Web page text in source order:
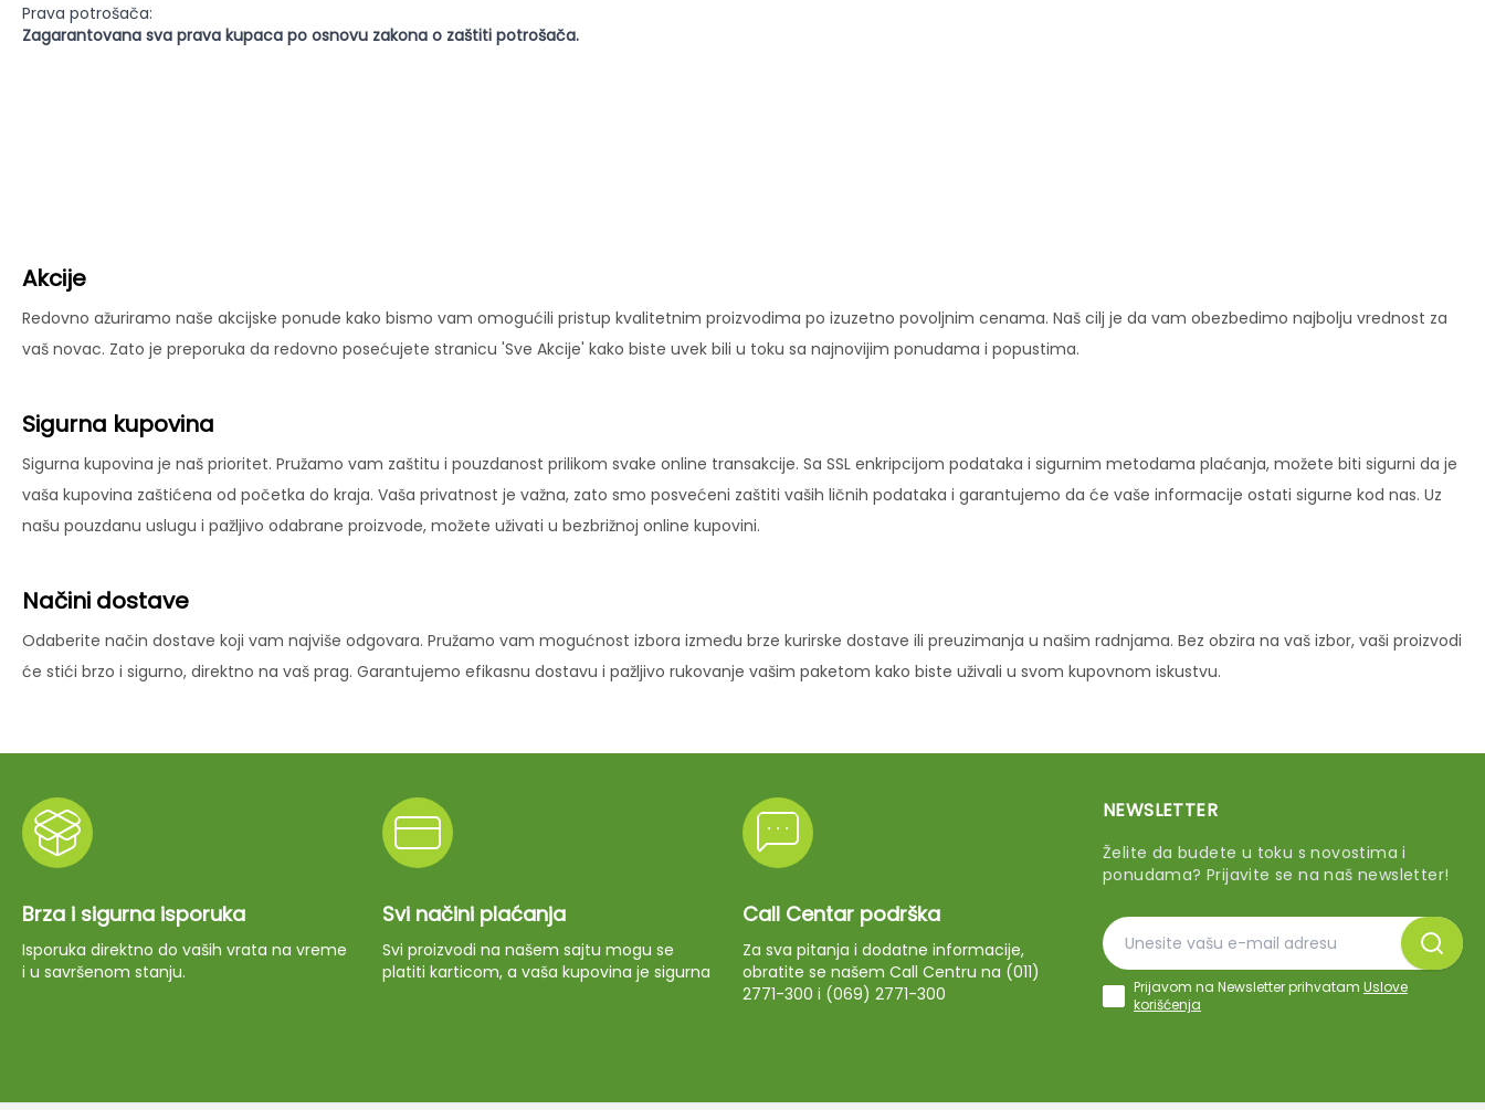
Prava potrošača:
Zagarantovana sva prava kupaca po osnovu zakona o zaštiti potrošača.
Akcije
Redovno ažuriramo naše akcijske ponude kako bismo vam omogućili pristup kvalitetnim proizvodima po izuzetno povoljnim cenama. Naš cilj je da vam obezbedimo najbolju vrednost za
vaš novac. Zato je preporuka da redovno posećujete stranicu 'Sve Akcije' kako biste uvek bili u toku sa najnovijim ponudama i popustima.
Sigurna kupovina
Sigurna kupovina je naš prioritet. Pružamo vam zaštitu i pouzdanost prilikom svake online transakcije. Sa SSL enkripcijom podataka i sigurnim metodama plaćanja, možete biti sigurni da je
vaša kupovina zaštićena od početka do kraja. Vaša privatnost je važna, zato smo posvećeni zaštiti vaših ličnih podataka i garantujemo da će vaše informacije ostati sigurne kod nas. Uz
našu pouzdanu uslugu i pažljivo odabrane proizvode, možete uživati u bezbrižnoj online kupovini.
Načini dostave
Odaberite način dostave koji vam najviše odgovara. Pružamo vam mogućnost izbora između brze kurirske dostave ili preuzimanja u našim radnjama. Bez obzira na vaš izbor, vaši proizvodi
će stići brzo i sigurno, direktno na vaš prag. Garantujemo efikasnu dostavu i pažljivo rukovanje vašim paketom kako biste uživali u svom kupovnom iskustvu.
Brza i sigurna isporuka
Isporuka direktno do vaših vrata na vreme
i u savršenom stanju.
Svi načini plaćanja
Svi proizvodi na našem sajtu mogu se
platiti karticom, a vaša kupovina je sigurna
Call Centar podrška
Za sva pitanja i dodatne informacije,
obratite se našem Call Centru na (011)
2771-300 i (069) 2771-300
NEWSLETTER
Želite da budete u toku s novostima i
ponudama? Prijavite se na naš newsletter!
Prijavom na Newsletter prihvatam Uslove
korišćenja